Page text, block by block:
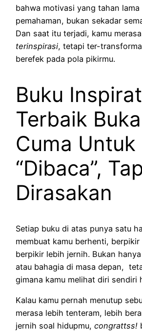
bahwa motivasi yang tahan lama
pemahaman, bukan sekadar
Dan saat itu terjadi, kamu
terinspirasi, tetapi ter-
berefek pada pola pikirmu.
Buku
Terbaik
Cuma Untuk
“Dibaca”,
Dirasakan
Setiap buku di atas punya satu
membuat kamu berhenti, berpikir
berpikir lebih jernih. Bukan
atau bahagia di masa depan,
gimana kamu melihat diri sendiri
Kalau kamu pernah menutup
merasa lebih tenteram, lebih
jernih soal hidupmu, congrattss!